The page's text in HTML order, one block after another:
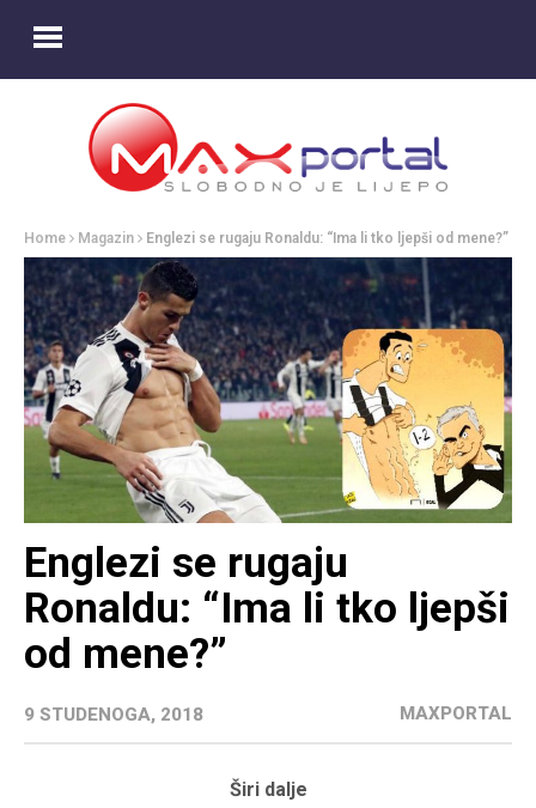
Home Magazin Englezi se rugaju Ronaldu: “Ima li tko ljepši od mene?”
Englezi se rugaju
Ronaldu: “Ima li tko ljepši
od mene?”
9 STUDENOGA, 2018 MAXPORTAL
Širi dalje